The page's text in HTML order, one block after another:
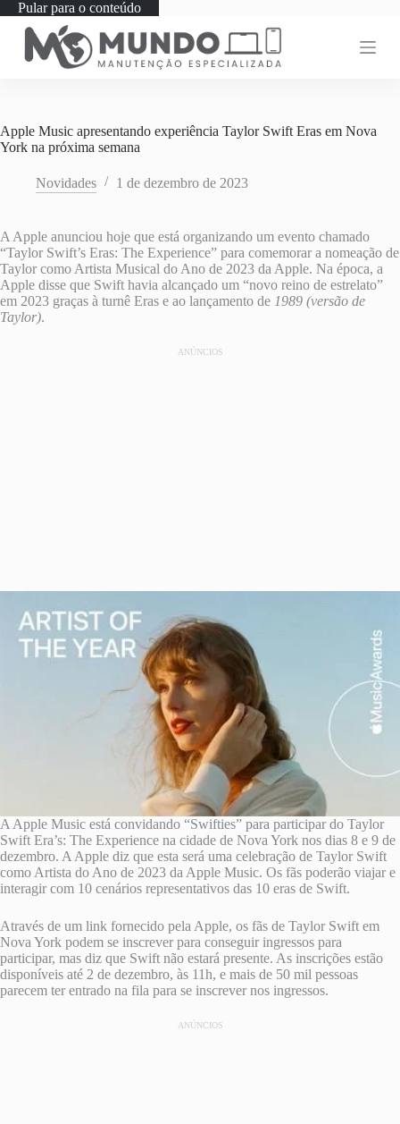
Pular para o conteúdo
Apple Music apresentando experiência Taylor Swift Eras em Nova
York na próxima semana
Novidades 1 de dezembro de 2023
A Apple anunciou hoje que está organizando um evento chamado
“Taylor Swift’s Eras: The Experience” para comemorar a nomeação de
Taylor como Artista Musical do Ano de 2023 da Apple. Na época, a
Apple disse que Swift havia alcançado um “novo reino de estrelato”
em 2023 graças à turnê Eras e ao lançamento de 1989 (versão de
Taylor).
ANÚNCIOS
A Apple Music está convidando “Swifties” para participar do Taylor
Swift Era’s: The Experience na cidade de Nova York nos dias 8 e 9 de
dezembro. A Apple diz que esta será uma celebração de Taylor Swift
como Artista do Ano de 2023 da ‌Apple Music‌. Os fãs poderão viajar e
interagir com 10 cenários representativos das 10 eras de Swift.
Através de um link fornecido pela Apple, os fãs de Taylor Swift em
Nova York podem se inscrever para conseguir ingressos para
participar, mas diz que Swift não estará presente. As inscrições estão
disponíveis até 2 de dezembro, às 11h, e mais de 50 mil pessoas
parecem ter entrado na fila para se inscrever nos ingressos.
ANÚNCIOS